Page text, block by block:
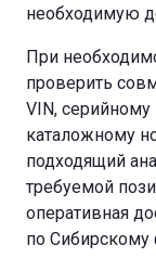
необходимую
При
проверить
VIN,
каталожному
подходящий
требуемой
оперативная
по Сибирскому